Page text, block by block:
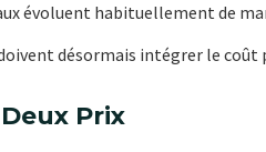
évoluent habituellement de
désormais intégrer le
Prix